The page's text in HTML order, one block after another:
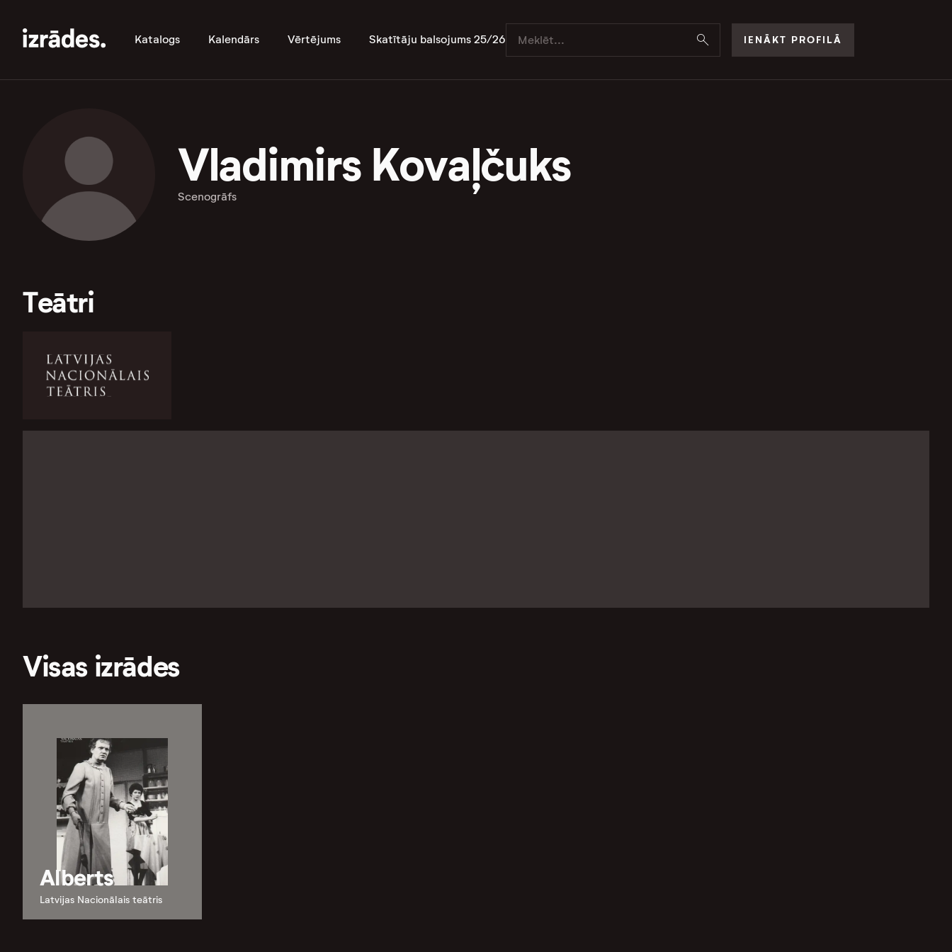
Katalogs Kalendārs Vērtējums Skatītāju balsojums 25/26 IENĀKT PROFILĀ
Vladimirs Kovaļčuks
Scenogrāfs
Teātri
Visas izrādes
Alberts
Latvijas Nacionālais teātris